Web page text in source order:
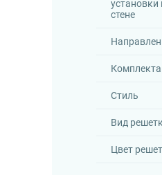
установки
стене
Стиль
Вид
Цвет